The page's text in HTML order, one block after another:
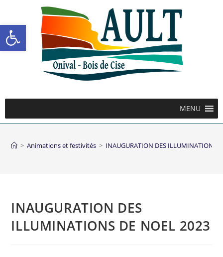
Ouvrir la barre d’outils
MENU
> Animations et festivités > INAUGURATION DES ILLUMINATIONS
INAUGURATION DES
ILLUMINATIONS DE NOEL 2023